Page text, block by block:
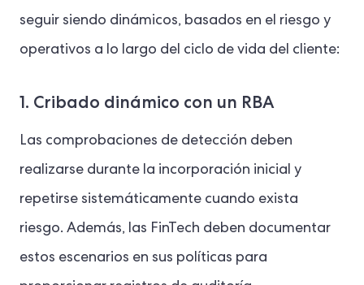
seguir siendo dinámicos, basados en el riesgo y
operativos a lo largo del ciclo de vida del cliente:
1. Cribado dinámico con un RBA
Las comprobaciones de detección deben
realizarse durante la incorporación inicial y
repetirse sistemáticamente cuando exista
riesgo. Además, las FinTech deben documentar
estos escenarios en sus políticas para